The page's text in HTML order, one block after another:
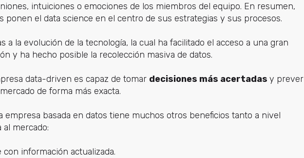
intuiciones o emociones de los miembros del equipo. En resumen,
ponen el data science en el centro de sus estrategias y sus procesos.
a la evolución de la tecnología, la cual ha facilitado el acceso a una gran
y ha hecho posible la recolección masiva de datos.
data-driven es capaz de tomar decisiones más acertadas y prever
de forma más exacta.
empresa basada en datos tiene muchos otros beneficios tanto a nivel
mercado:
información actualizada.